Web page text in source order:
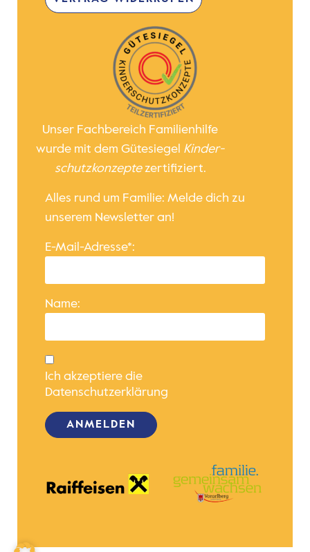
Unser Fachbereich Familienhilfe
wurde mit dem Gütesiegel Kinder­
schutz­konzeptezertifiziert.
Alles rund um Familie: Melde dich zu
unserem Newsletter an!
E-Mail-Adresse*:
Name:
Ich akzeptiere die
Datenschutzerklärung